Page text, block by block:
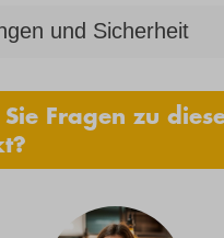
und Sicherheit
Fragen zu